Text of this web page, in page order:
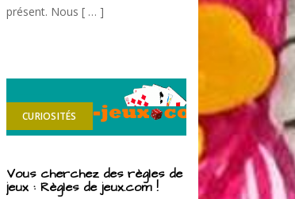
présent. Nous [ … ]
CURIOSITÉS
Vous cherchez des règles de
jeux : Règles de jeux.com !